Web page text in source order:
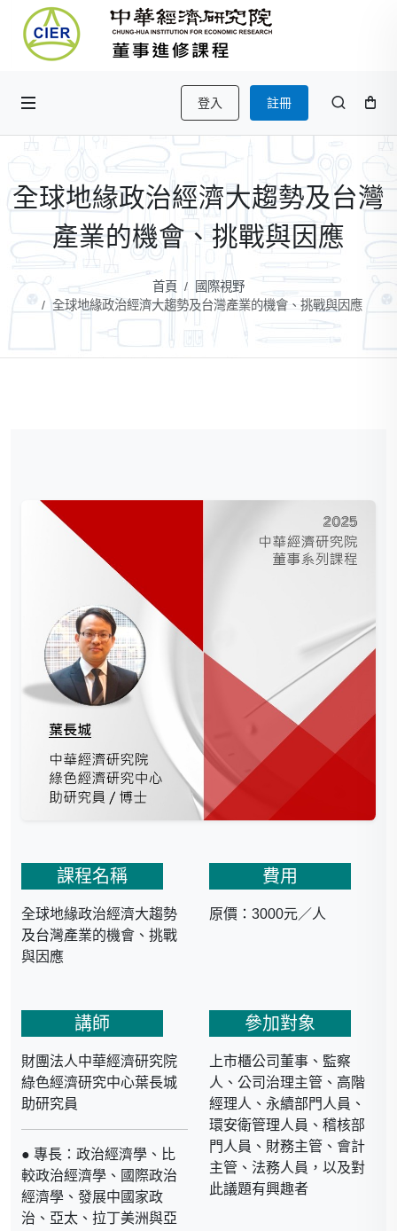
登入 註冊
全球地緣政治經濟大趨勢及台灣
產業的機會、挑戰與因應
首頁
國際視野
全球地緣政治經濟大趨勢及台灣產業的機會、挑戰與因應
課程名稱
全球地緣政治經濟大趨勢
及台灣產業的機會、挑戰
與因應
費用
原價：3000元／人
講師
財團法人中華經濟研究院
綠色經濟研究中心葉長城
助研究員
● 專長：政治經濟學、比
較政治經濟學、國際政治
經濟學、發展中國家政
治、亞太、拉丁美洲與亞
參加對象
上市櫃公司董事、監察
人、公司治理主管、高階
經理人、永續部門人員、
環安衛管理人員、稽核部
門人員、財務主管、會計
主管、法務人員，以及對
此議題有興趣者